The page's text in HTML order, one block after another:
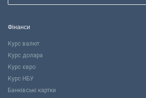
Фінанси
Курс валют
Курс долара
Курс євро
Курс НБУ
Банківські картки